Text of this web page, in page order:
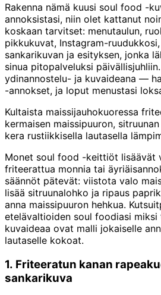
Rakenna nämä kuusi soul food -
annoksistasi, niin olet kattanut
koskaan tarvitset: menutaulun,
pikkukuvat, Instagram-
sankarikuvan ja esityksen, jonka
sinua pitopalveluksi
ydinannostelu- ja kuvaideana —
-annokset, ja loput menustasi
Kultaista maissijauhokuoressa
kermaisen maissipuuron,
kera rustiikkisella lautasella
Monet soul food -keittiöt lisäävät
friteerattua monnia tai
säännöt pätevät: viistota valo
lisää sitruunalohko ja ripaus
anna maissipuuron hehkua.
etelävaltioiden soul foodiasi miksi
kuvaideaa ovat malli jokaiselle
lautaselle kokoat.
1. Friteeratun kanan
sankarikuva